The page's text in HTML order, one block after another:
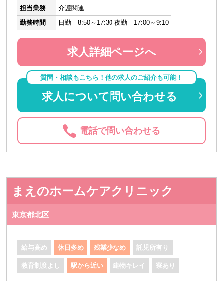
担当業務
介護関連
勤務時間
日勤 8:50～17:30 夜勤 17:00～9:10
求人詳細ページへ
質問・相談もこちら！他の求人のご紹介も可能！
求人について問い合わせる
電話で問い合わせる
まえのホームケアクリニック
東京都北区
給与高め 休日多め 残業少なめ 託児所有り
教育制度よし 駅から近い 建物キレイ 寮あり